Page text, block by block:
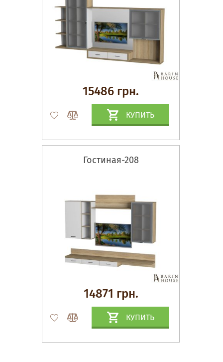
15486 грн.
КУПИТЬ
Гостиная-208
14871 грн.
КУПИТЬ